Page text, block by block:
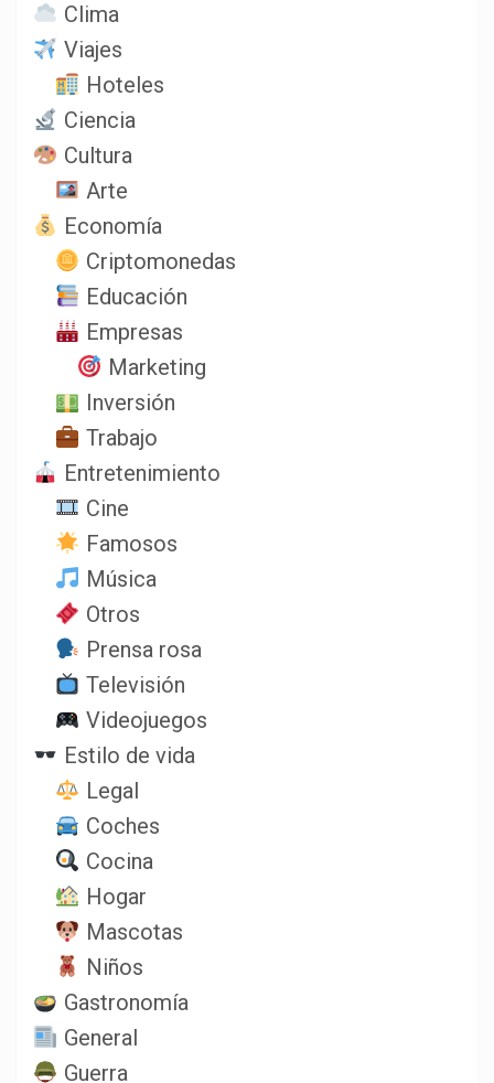
Clima
Viajes
Hoteles
Ciencia
Cultura
Arte
Economía
Criptomonedas
Educación
Empresas
Marketing
Inversión
Trabajo
Entretenimiento
Cine
Famosos
Música
Otros
Prensa rosa
Televisión
Videojuegos
Estilo de vida
Legal
Coches
Cocina
Hogar
Mascotas
Niños
Gastronomía
General
Guerra